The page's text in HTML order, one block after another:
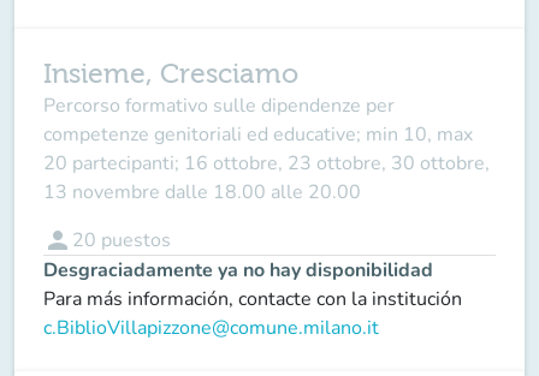
Insieme, Cresciamo
Percorso formativo sulle dipendenze per
competenze genitoriali ed educative; min 10, max
20 partecipanti; 16 ottobre, 23 ottobre, 30 ottobre,
13 novembre dalle 18.00 alle 20.00
person 20 puestos
Desgraciadamente ya no hay disponibilidad
Para más información, contacte con la institución
c.BiblioVillapizzone@comune.milano.it